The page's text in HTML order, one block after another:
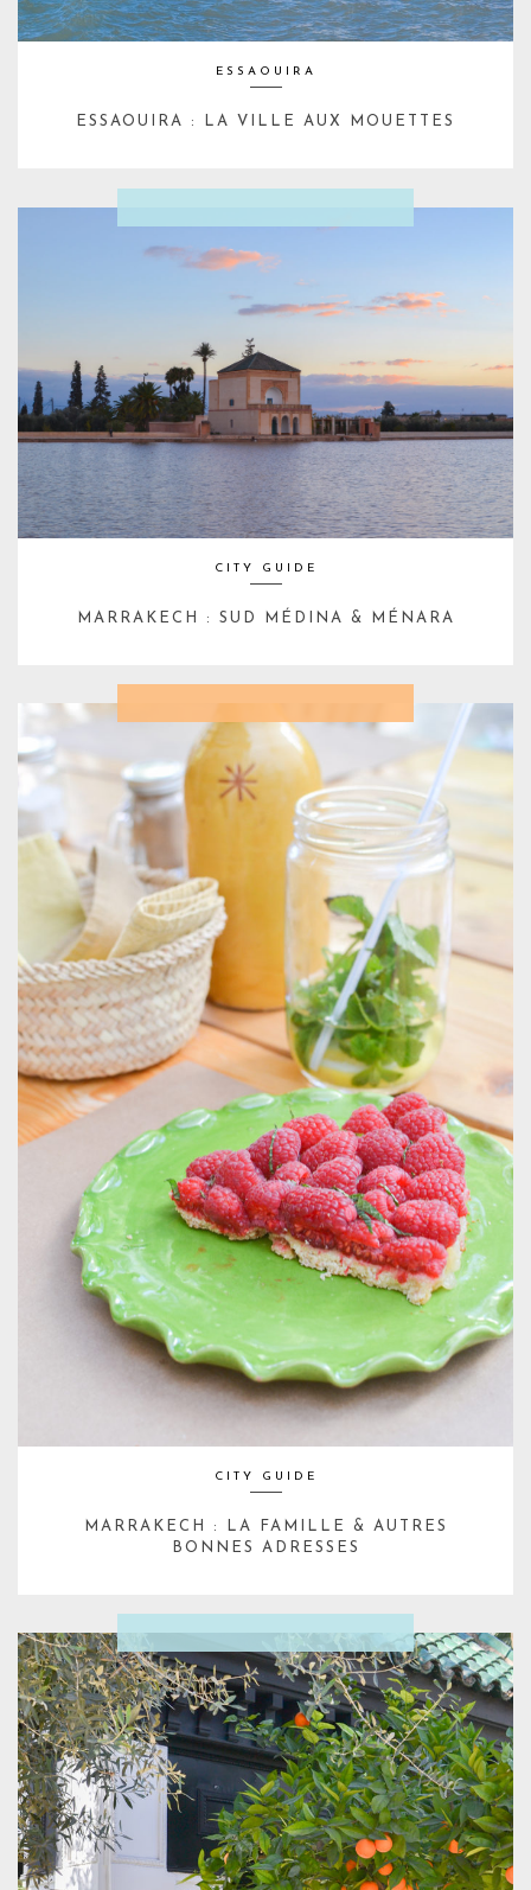
ESSAOUIRA
ESSAOUIRA : LA VILLE AUX MOUETTES
CITY GUIDE
MARRAKECH : SUD MÉDINA & MÉNARA
CITY GUIDE
MARRAKECH : LA FAMILLE & AUTRES
BONNES ADRESSES